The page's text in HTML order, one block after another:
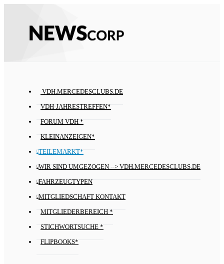
VDH.MERCEDESCLUBS.DE
VDH-JAHRESTREFFEN*
FORUM VDH *
KLEINANZEIGEN*
TEILEMARKT*
WIR SIND UMGEZOGEN --> VDH.MERCEDESCLUBS.DE
FAHRZEUGTYPEN
MITGLIEDSCHAFT KONTAKT
MITGLIEDERBEREICH *
STICHWORTSUCHE *
FLIPBOOKS*